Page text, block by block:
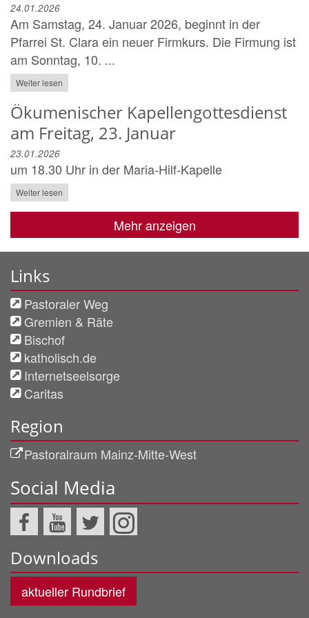
24.01.2026
Am Samstag, 24. Januar 2026, beginnt in der
Pfarrei St. Clara ein neuer Firmkurs. Die Firmung ist
am Sonntag, 10. ...
Weiter lesen
Ökumenischer Kapellengottesdienst
am Freitag, 23. Januar
23.01.2026
um 18.30 Uhr in der Maria-Hilf-Kapelle
Weiter lesen
Mehr anzeigen
Links
Pastoraler Weg
Gremien & Räte
Bischof
katholisch.de
Internetseelsorge
Caritas
Region
Pastoralraum Mainz-Mitte-West
Social Media
Downloads
aktueller Rundbrief